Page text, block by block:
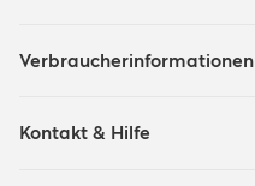
Verbraucherinformationen
Kontakt & Hilfe